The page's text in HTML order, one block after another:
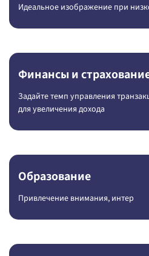
Идеальное изображение при
Финансы и
Задайте темп управления
для увеличения дохода
Образование
Привлечение внимания, интер